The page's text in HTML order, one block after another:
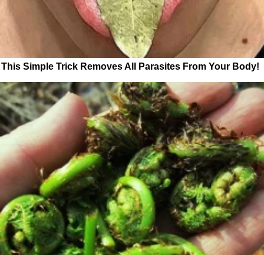
This Simple Trick Removes All Parasites From Your Body!